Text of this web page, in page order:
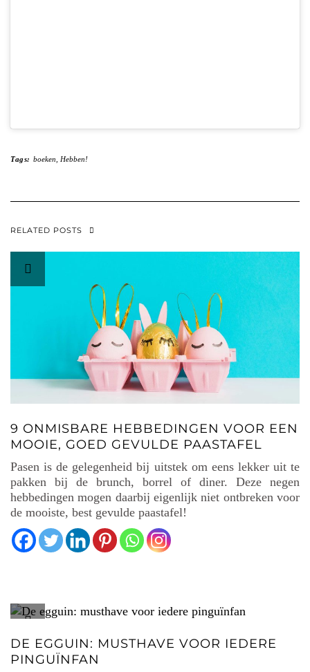
Tags: boeken Hebben!
RELATED POSTS
9 ONMISBARE HEBBEDINGEN VOOR EEN
MOOIE, GOED GEVULDE PAASTAFEL
Pasen is de gelegenheid bij uitstek om eens lekker uit te
pakken bij de brunch, borrel of diner. Deze negen
hebbedingen mogen daarbij eigenlijk niet ontbreken voor
de mooiste, best gevulde paastafel!
DE EGGUIN: MUSTHAVE VOOR IEDERE
PINGUÏNFAN